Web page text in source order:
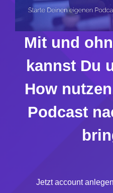
Mit und
kannst Du
How
Podcast
Jetzt account